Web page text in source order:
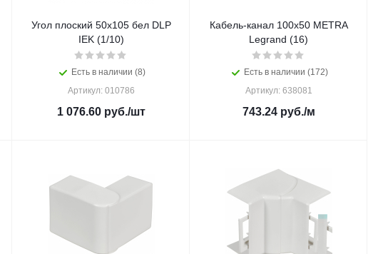
Угол плоский 50х105 бел DLP
IEK (1/10)
Есть в наличии (8)
Артикул: 010786
1 076.60руб./шт
Кабель-канал 100х50 METRA
Legrand (16)
Есть в наличии (172)
Артикул: 638081
743.24руб./м